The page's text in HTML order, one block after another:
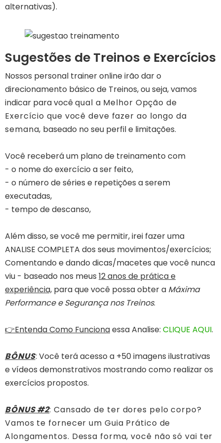
alternativas).
Sugestões de Treinos e Exercícios
Nossos personal trainer online irão dar o
direcionamento básico de Treinos, ou seja, vamos
indicar para vocêqual a Melhor Opção de
Exercício que você deve fazer ao longo da
semana, baseado no seu perfil e limitações.
Você receberá um plano de treinamento com
- o nome do exercício a ser feito,
- o número de séries e repetições a serem
executadas,
- tempo de descanso,
Além disso, se você me permitir, irei fazer uma
ANALISE COMPLETA dos seus movimentos/exercícios;
Comentando e dando dicas/macetes que você nunca
viu - baseado nos meus 12 anos de prática e
experiência, para que você possa obter a Máxima
Performance e Segurança nos Treinos.
👉Entenda Como Funcionaessa Analise: CLIQUE AQUI.
BÔNUS: Você terá acesso a +50 imagens ilustrativas
e vídeos demonstrativos mostrando como realizar os
exercícios propostos.
BÔNUS #2: Cansado de ter dores pelo corpo?
Vamos te fornecer um Guia Prático de
Alongamentos. Dessa forma, você não só vai ter